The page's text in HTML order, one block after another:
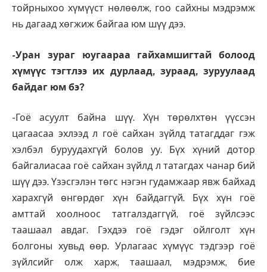
тойрныхоо хүмүүст нөлөөлж, гоо сайхны мэдрэмж
нь дагаад хөгжиж байгаа юм шүү дээ.
-Уран зураг юугаараа гайхамшигтай болоод
хүмүүс тэгтлээ их дурлаад, зураад, зуруулаад
байдаг юм бэ?
-Гоё асуулт байна шүү. Хүн төрөлхтөн үүссэн
цагаасаа эхлээд л гоё сайхан зүйлд татагддаг гэж
хэлбэл буруудахгүй болов уу. Бүх хүний дотор
байгалиасаа гоё сайхан зүйлд л татагдах чанар бий
шүү дээ. Үзэсгэлэн төгс нэгэн гудамжаар явж байхад
харахгүй өнгөрдөг хүн байдаггүй. Бүх хүн гоё
амттай хоолноос татгалздаггүй, гоё зүйлсээс
таашаал авдаг. Гэхдээ гоё гэдэг ойлголт хүн
болгоны хувьд өөр. Урлагаас хүмүүс тэдгээр гоё
зүйлсийг олж харж, таашаал, мэдрэмж, бие